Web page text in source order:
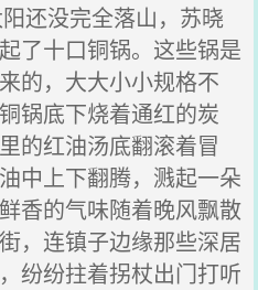
还没完全落山，苏晓
了十口铜锅。这些锅是
的，大大小小规格不
锅底下烧着通红的炭
的红油汤底翻滚着冒
中上下翻腾，溅起一朵
香的气味随着晚风飘散
，连镇子边缘那些深居
纷纷拄着拐杖出门打听